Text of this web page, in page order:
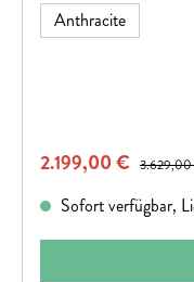
Anthracite
Verkaufspreis:
2.199,00 € Regulärer
Sofort verfügbar,